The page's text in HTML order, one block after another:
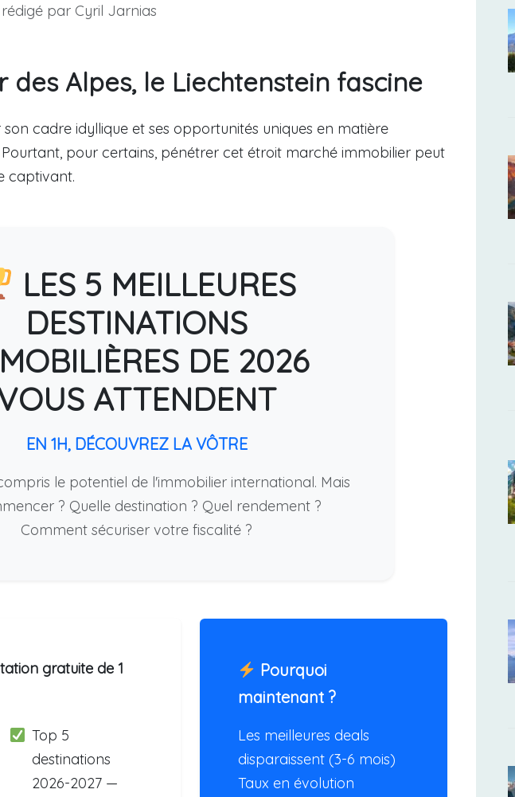
par Cyril Jarnias
Alpes, le Liechtenstein fascine
cadre idyllique et ses opportunités uniques en matière
Pourtant, pour certains, pénétrer cet étroit marché immobilier peut
captivant.
LES 5 MEILLEURES
DESTINATIONS
DE 2026
ATTENDENT
EN 1H, DÉCOUVREZ LA VÔTRE
le potentiel de l'immobilier international. Mais
? Quelle destination ? Quel rendement ?
Comment sécuriser votre fiscalité ?
gratuite de 1
Top 5
destinations
2026-2027 —
Pourquoi
maintenant ?
Les meilleures deals
disparaissent (3-6 mois)
Taux en évolution